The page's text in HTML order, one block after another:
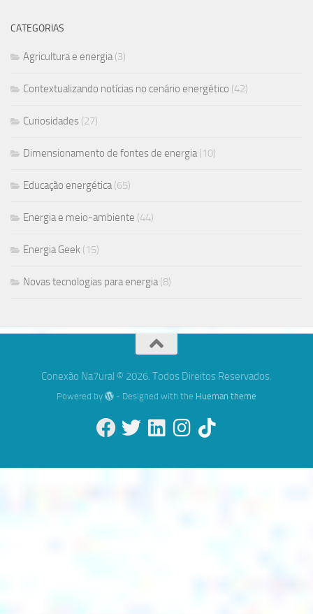
CATEGORIAS
Agricultura e energia(3)
Contextualizando notícias no cenário energético (42)
Curiosidades (27)
Dimensionamento de fontes de energia(10)
Educação energética(65)
Energia e meio-ambiente (44)
Energia Geek (15)
Novas tecnologias para energia(8)
Conexão Na7ural © 2026. Todos Direitos Reservados.
Powered by - Designed with the Hueman theme